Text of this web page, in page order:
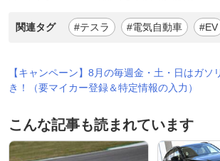
関連タグ #テスラ #電気自動車 #EV
【キャンペーン】8月の毎週金・土・日はガソ
き！（要マイカー登録＆特定情報の入力）
こんな記事も読まれています